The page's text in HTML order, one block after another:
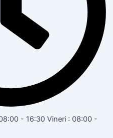
- 16:30 Vineri : 08:00 -